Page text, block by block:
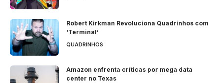
Robert Kirkman Revoluciona Quadrinhos com
‘Terminal’
QUADRINHOS
Amazon enfrenta críticas por mega data
center no Texas